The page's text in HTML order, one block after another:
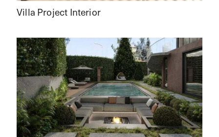
Villa Project Interior